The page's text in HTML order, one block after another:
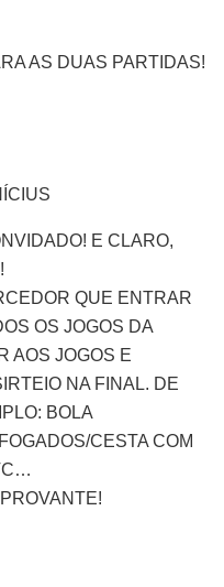
AS DUAS PARTIDAS!
E CLARO,
QUE ENTRAR
OS JOGOS DA
AOS JOGOS E
NA FINAL. DE
BOLA
CESTA COM